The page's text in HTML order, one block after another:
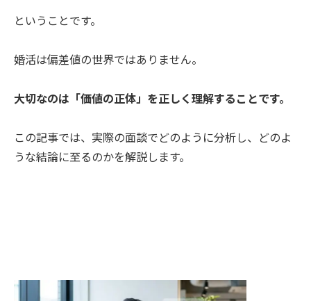
ということです。
婚活は偏差値の世界ではありません。
大切なのは「価値の正体」を正しく理解することです。
この記事では、実際の面談でどのように分析し、どのよ
うな結論に至るのかを解説します。